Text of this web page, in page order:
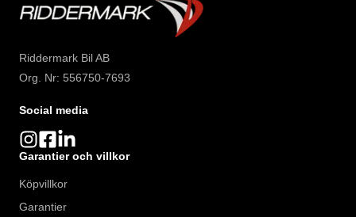
Riddermark Bil AB
Org. Nr: 556750-7693
Social media
Garantier och villkor
Köpvillkor
Garantier